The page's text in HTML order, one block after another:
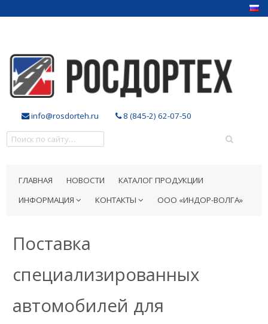
info@rosdorteh.ru 8 (845-2) 62-07-50
ГЛАВНАЯ НОВОСТИ
КАТАЛОГ ПРОДУКЦИИ
ИНФОРМАЦИЯ
КОНТАКТЫ ООО «ИНДОР-ВОЛГА»
Поставка
специализированных
автомобилей для